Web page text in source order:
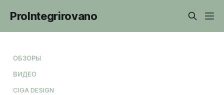
ProIntegrirovano
ОБЗОРЫ
ВИДЕО
CIGA DESIGN